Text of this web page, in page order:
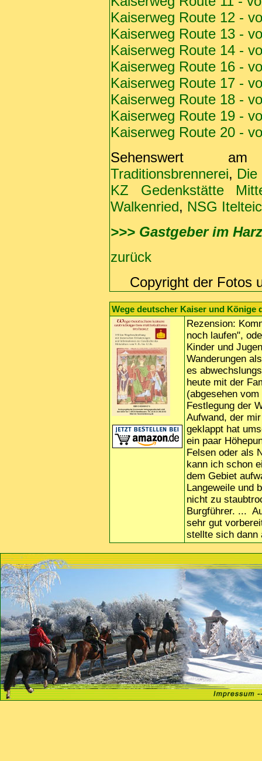
Kaiserweg Route 12 -
Kaiserweg Route 13 -
Kaiserweg Route 14 -
Kaiserweg Route 16 -
Kaiserweg Route 17 -
Kaiserweg Route 18 -
Kaiserweg Route 19 -
Kaiserweg Route 20 -
Sehenswert
Traditionsbrennerei, Die
KZ Gedenkstätte
Walkenried, NSG
>>> Gastgeber im Harz
zurück
Copyright der Fotos
Wege deutscher Kaiser und Könige
Rezension:
noch laufen",
Kinder und
Wanderungen
es
heute mit der
(abgesehen
Festlegung der
Aufwand, der
geklappt hat
ein paar
Felsen oder als
kann ich schon
dem Gebiet
Langeweile und
nicht zu
Burgführer. ...
sehr gut
stellte sich dann